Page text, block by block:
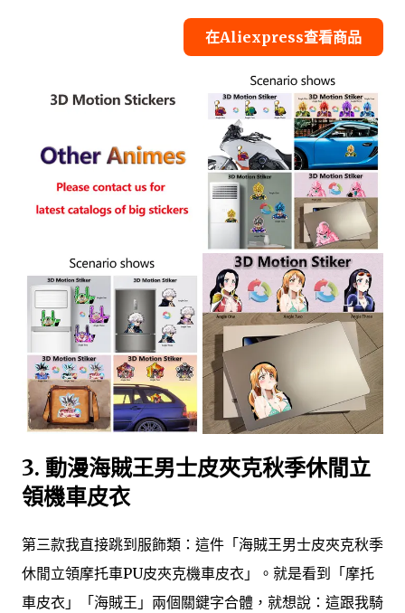
在Aliexpress查看商品
3. 動漫海賊王男士皮夾克秋季休閒立
領機車皮衣
第三款我直接跳到服飾類：這件「海賊王男士皮夾克秋季
休閒立領摩托車PU皮夾克機車皮衣」。就是看到「摩托
車皮衣」「海賊王」兩個關鍵字合體，就想說：這跟我騎